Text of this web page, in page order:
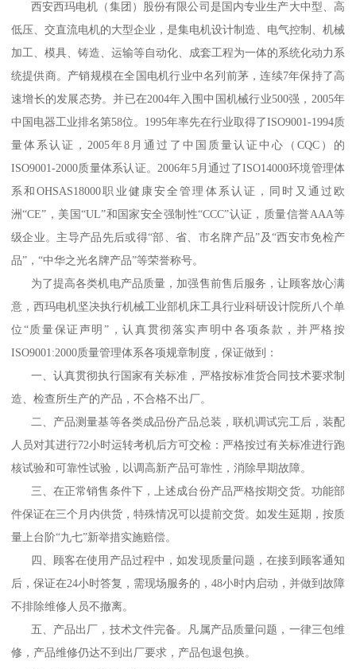
西安西玛电机（集团）股份有限公司是国内专业生产大中型、高
低压、交直流电机的大型企业，是集电机设计制造、电气控制、机械
加工、模具、铸造、运输等自动化、成套工程为一体的系统化动力系
统提供商。产销规模在全国电机行业中名列前茅，连续7年保持了高
速增长的发展态势。并已在2004年入围中国机械行业500强，2005年
中国电器工业排名第58位。1995年率先在行业取得了ISO9001-1994质
量体系认证，2005年8月通过了中国质量认证中心（CQC）的
ISO9001-2000质量体系认证。2006年5月通过了ISO14000环境管理体
系和OHSAS18000职业健康安全管理体系认证，同时又通过欧
洲“CE”，美国“UL”和国家安全强制性“CCC”认证，质量信誉AAA等
级企业。主导产品先后或得“部、省、市名牌产品”及“西安市免检产
品”，“中华之光名牌产品”等荣誉称号。
为了提高各类机电产品质量，加强售前售后服务，让顾客放心满
意，西玛电机坚决执行机械工业部机床工具行业科研设计院所八个单
位“质量保证声明”，认真贯彻落实声明中各项条款，并严格按
ISO9001:2000质量管理体系各项规章制度，保证做到：
一、认真贯彻执行国家有关标准，严格按标准货合同技术要求制
造、检查所生产的产品，不合格不出厂。
二、产品测量基等各类成品份产品总装，联机调试完工后，装配
人员对其进行72小时运转考机后方可交检：严格按过有关标准进行跑
核试验和可靠性试验，以调高新产品可靠性，消除早期故障。
三、在正常销售条件下，上述成台份产品严格按期交货。功能部
件保证在三个月内供货，特殊情况可以提前交货。如发生延期，按质
量上台阶“九七”新举措实施赔偿。
四、顾客在使用产品过程中，如发现质量问题，在接到顾客通知
后，保证在24小时答复，需现场服务的，48小时内启动，并做到故障
不排除维修人员不撤离。
五、产品出厂，技术文件完备。凡属产品质量问题，一律三包维
修，产品维修仍达不到出厂要求，产品包退包换。